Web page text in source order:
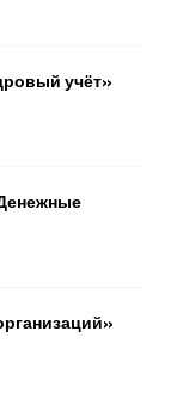
учёт»